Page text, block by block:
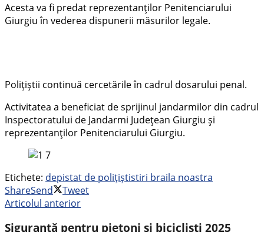
Acesta va fi predat reprezentanților Penitenciarului
Giurgiu în vederea dispunerii măsurilor legale.
Polițiștii continuă cercetările în cadrul dosarului penal.
Activitatea a beneficiat de sprijinul jandarmilor din cadrul
Inspectoratului de Jandarmi Județean Giurgiu și
reprezentanților Penitenciarului Giurgiu.
Etichete: depistat de polițiștistiri braila noastra
ShareSend
Tweet
Articolul anterior
Siguranță pentru pietoni si bicicliști 2025